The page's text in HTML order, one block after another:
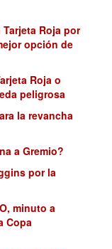
Tarjeta Roja por
opción de
Roja o
peligrosa
la revancha
a Gremio?
por la
minuto a
Copa